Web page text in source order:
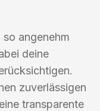
angenehm
deine
zuverlässigen
transparente